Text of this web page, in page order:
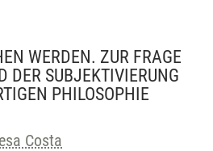
WERDEN. ZUR FRAGE
DER SUBJEKTIVIERUNG
PHILOSOPHIE
Costa